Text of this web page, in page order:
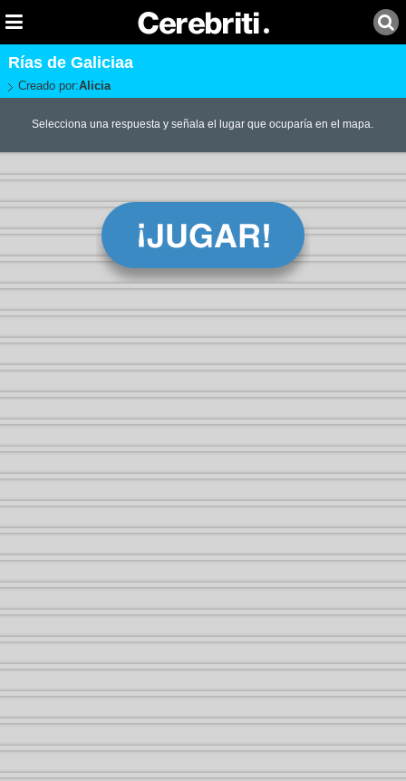
Rías de Galiciaa
Creado por:Alicia
Selecciona una respuesta y señala el lugar que ocuparía en el mapa.